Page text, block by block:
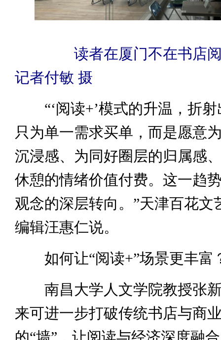
读者在厦门不在书店
记者付敏 摄
“‘阅读+’模式的升温，折射
只为单一需求买单，而是愿意
沉浸感、为同好圈层的归属感
休憩的情绪价值付费。这一趋
观念的深层转向。”天津百花文
编辑汪惠仁说。
如何让“阅读+”场景更丰富
南昌大学人文学院教授张新
来可进一步打破传统书店与商
的“墙”，让阅读与经济深度融